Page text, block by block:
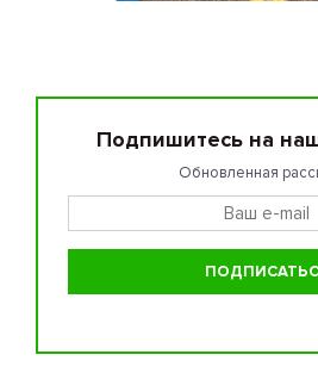
Подпишитесь на
Обновленная